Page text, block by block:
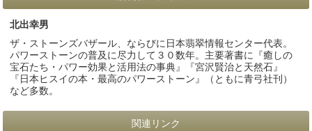
北出幸男
ザ・ストーンズバザール、ならびに日本翡翠情報センター代表。
パワーストーンの普及に尽力して３０数年。主要著書に『癒しの
宝石たち・パワー効果と活用法の事典』『宮沢賢治と天然石』
『日本ヒスイの本・最高のパワーストーン』（ともに青弓社刊）
など多数。
関連リンク